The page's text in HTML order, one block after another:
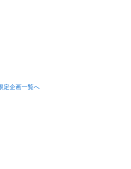
定企画一覧へ